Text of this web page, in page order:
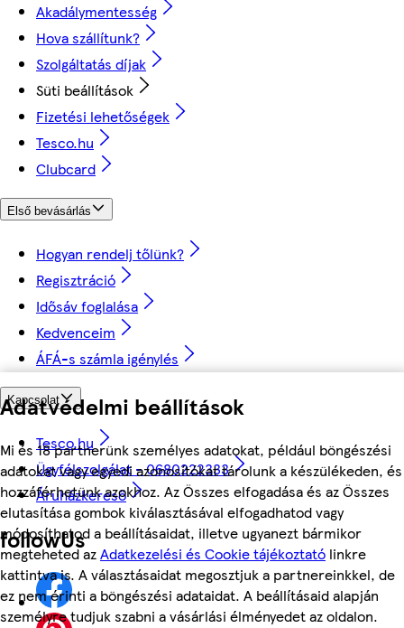
Adatvédelmi beállítások
Mi és 18 partnerünk személyes adatokat, például böngészési
adatokat vagy egyedi azonosítókat tárolunk a készülékeden, és
hozzáférhetünk azokhoz. Az Összes elfogadása és az Összes
elutasítása gombok kiválasztásával elfogadhatod vagy
módosíthatod a beállításaidat, illetve ugyanezt bármikor
megteheted azAdatkezelési és Cookie tájékoztató linkre
kattintva is. A választásaidat megosztjuk a partnereinkkel, de
ez nem érinti a böngészési adataidat. A beállításaid alapján
személyre tudjuk szabni a vásárlási élményedet az oldalon.
Akadálymentesség
Hova szállítunk?
Szolgáltatás díjak
Süti beállítások
Fizetési lehetőségek
Tesco.hu
Clubcard
Első bevásárlás
Hogyan rendelj tőlünk?
Regisztráció
Idősáv foglalása
Kedvenceim
ÁFÁ-s számla igénylés
Kapcsolat
Tesco.hu
Ügyfélszolgálat - 0680222333
Áruházkereső
followUs